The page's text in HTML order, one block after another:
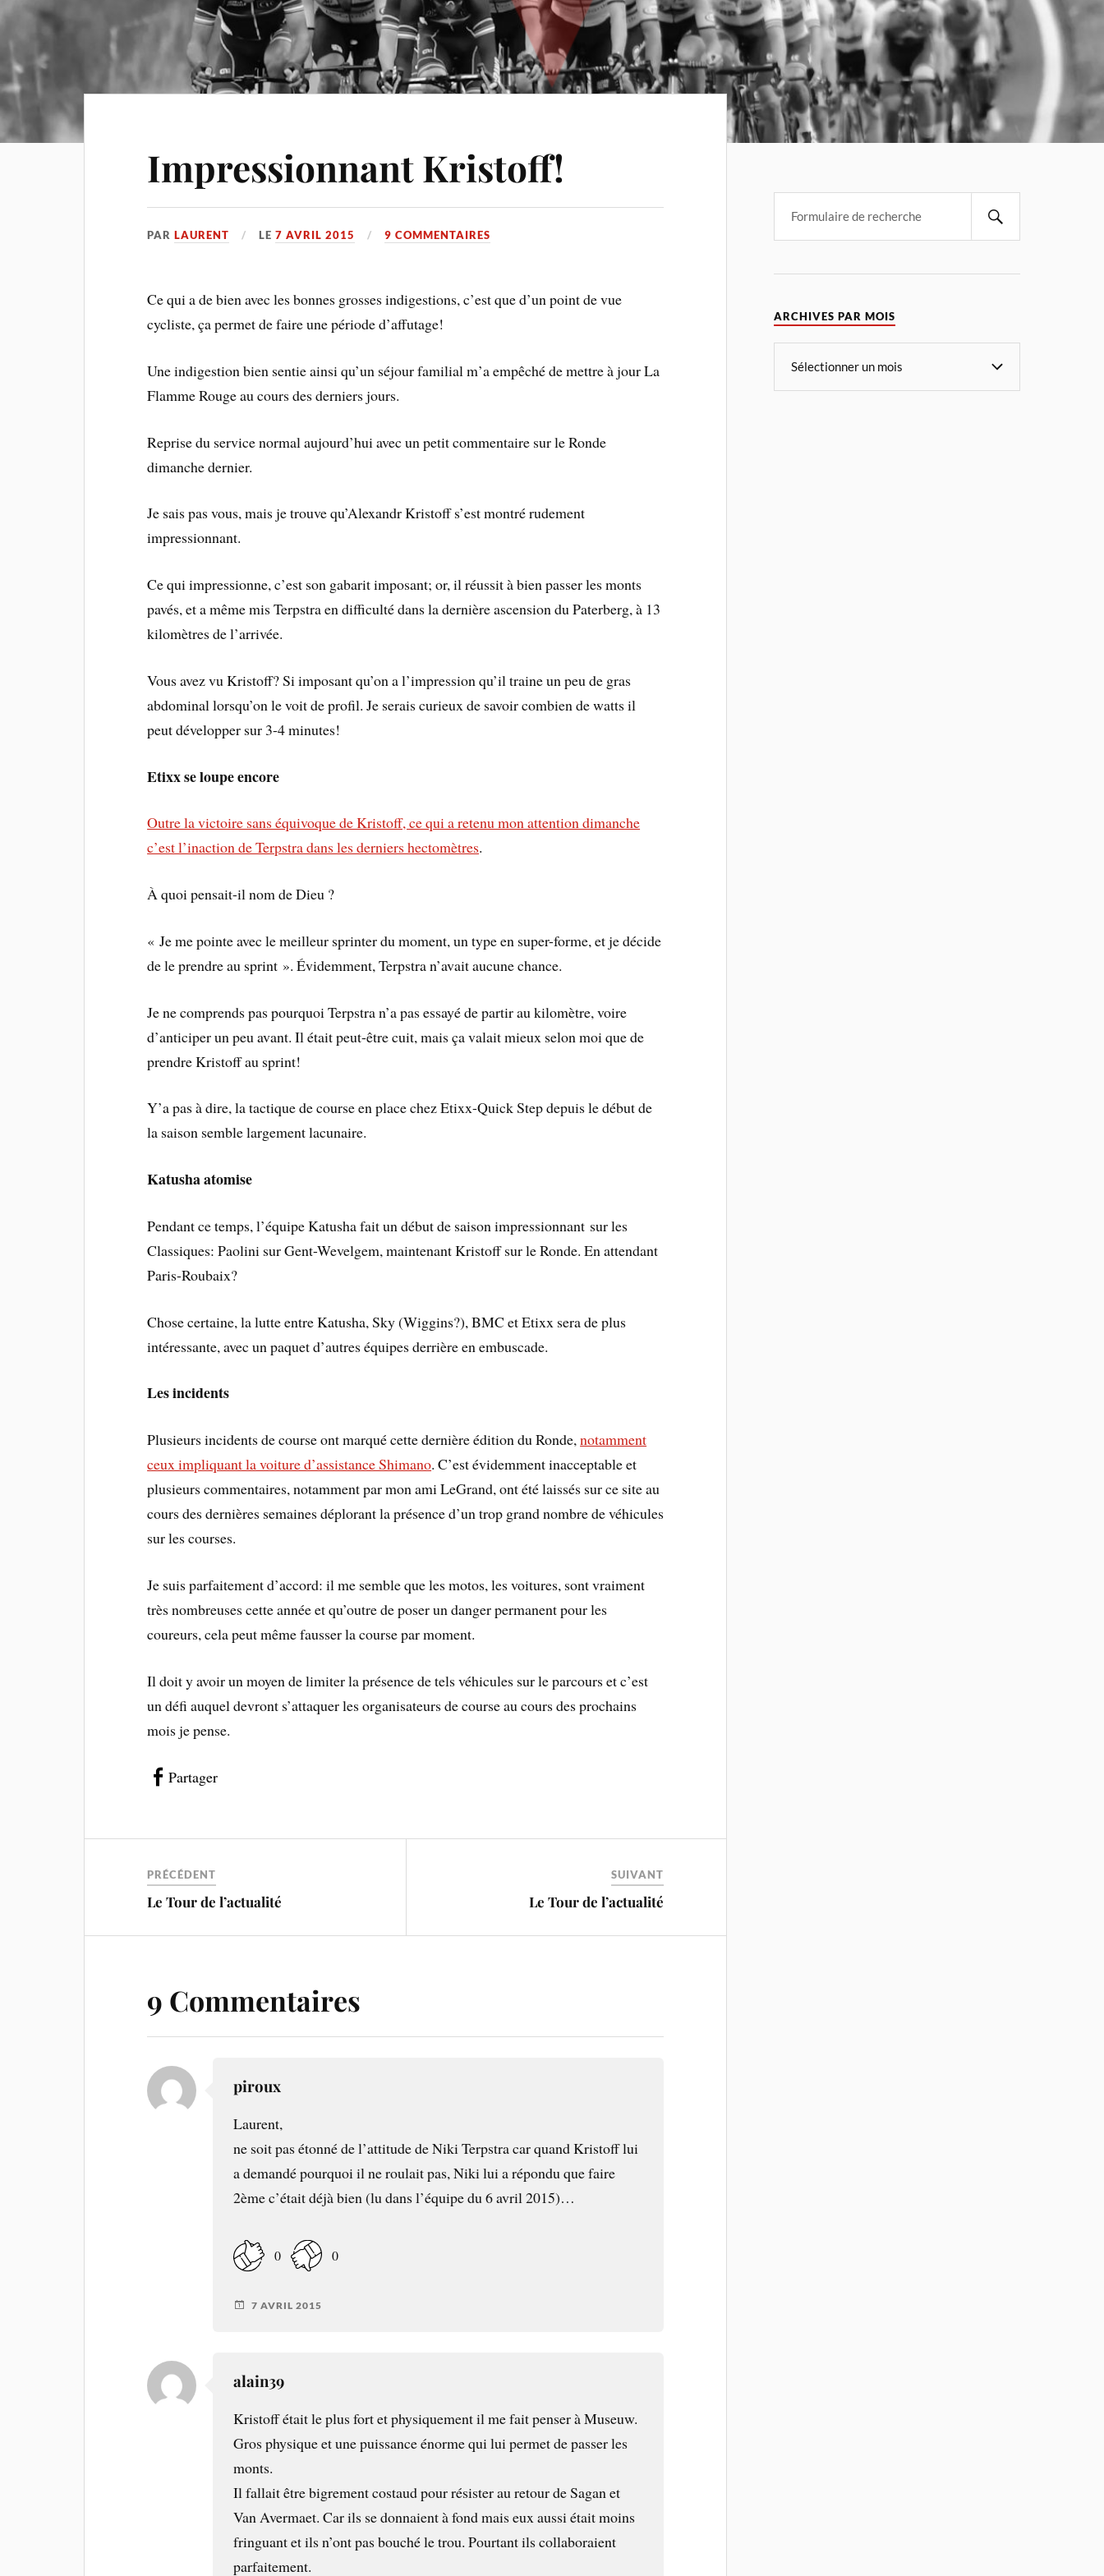
Impressionnant Kristoff!
PARLAURENT LE7 AVRIL 2015 9 COMMENTAIRES
Ce qui a de bien avec les bonnes grosses indigestions, c’est que d’un point de vue
cycliste, ça permet de faire une période d’affutage!
Une indigestion bien sentie ainsi qu’un séjour familial m’a empêché de mettre à jour La
Flamme Rouge au cours des derniers jours.
Reprise du service normal aujourd’hui avec un petit commentaire sur le Ronde
dimanche dernier.
Je sais pas vous, mais je trouve qu’Alexandr Kristoff s’est montré rudement
impressionnant.
Ce qui impressionne, c’est son gabarit imposant; or, il réussit à bien passer les monts
pavés, et a même mis Terpstra en difficulté dans la dernière ascension du Paterberg, à 13
kilomètres de l’arrivée.
Vous avez vu Kristoff? Si imposant qu’on a l’impression qu’il traine un peu de gras
abdominal lorsqu’on le voit de profil. Je serais curieux de savoir combien de watts il
peut développer sur 3-4 minutes!
Etixx se loupe encore
Outre la victoire sans équivoque de Kristoff, ce qui a retenu mon attention dimanche
c’est l’inaction de Terpstra dans les derniers hectomètres.
À quoi pensait-il nom de Dieu ?
« Je me pointe avec le meilleur sprinter du moment, un type en super-forme, et je décide
de le prendre au sprint ». Évidemment, Terpstra n’avait aucune chance.
Je ne comprends pas pourquoi Terpstra n’a pas essayé de partir au kilomètre, voire
d’anticiper un peu avant. Il était peut-être cuit, mais ça valait mieux selon moi que de
prendre Kristoff au sprint!
Y’a pas à dire, la tactique de course en place chez Etixx-Quick Step depuis le début de
la saison semble largement lacunaire.
Katusha atomise
Pendant ce temps, l’équipe Katusha fait un début de saison impressionnant sur les
Classiques: Paolini sur Gent-Wevelgem, maintenant Kristoff sur le Ronde. En attendant
Paris-Roubaix?
Chose certaine, la lutte entre Katusha, Sky (Wiggins?), BMC et Etixx sera de plus
intéressante, avec un paquet d’autres équipes derrière en embuscade.
Les incidents
Plusieurs incidents de course ont marqué cette dernière édition du Ronde,notamment
ceux impliquant la voiture d’assistance Shimano. C’est évidemment inacceptable et
plusieurs commentaires, notamment par mon ami LeGrand, ont été laissés sur ce site au
cours des dernières semaines déplorant la présence d’un trop grand nombre de véhicules
sur les courses.
Je suis parfaitement d’accord: il me semble que les motos, les voitures, sont vraiment
très nombreuses cette année et qu’outre de poser un danger permanent pour les
coureurs, cela peut même fausser la course par moment.
Il doit y avoir un moyen de limiter la présence de tels véhicules sur le parcours et c’est
un défi auquel devront s’attaquer les organisateurs de course au cours des prochains
mois je pense.
Partager
PRÉCÉDENT
Le Tour de l’actualité
SUIVANT
Le Tour de l’actualité
9 Commentaires
piroux
Laurent,
ne soit pas étonné de l’attitude de Niki Terpstra car quand Kristoff lui
a demandé pourquoi il ne roulait pas, Niki lui a répondu que faire
2ème c’était déjà bien (lu dans l’équipe du 6 avril 2015)…
0 0
7 AVRIL 2015
alain39
Kristoff était le plus fort et physiquement il me fait penser à Museuw.
Gros physique et une puissance énorme qui lui permet de passer les
monts.
Il fallait être bigrement costaud pour résister au retour de Sagan et
Van Avermaet. Car ils se donnaient à fond mais eux aussi était moins
fringuant et ils n’ont pas bouché le trou. Pourtant ils collaboraient
parfaitement.
ARCHIVES PAR MOIS